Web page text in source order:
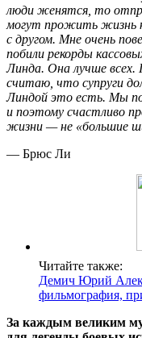
люди женятся, то
могут прожить жизнь
с другом. Мне очень
побили рекорды
Линда. Она лучше всех.
считаю, что супруги
Линдой это есть. Мы
и поэтому счастливо
жизни — не «большие
— Брюс Ли
Читайте также:
Демич Юрий
фильмография,
За каждым великим